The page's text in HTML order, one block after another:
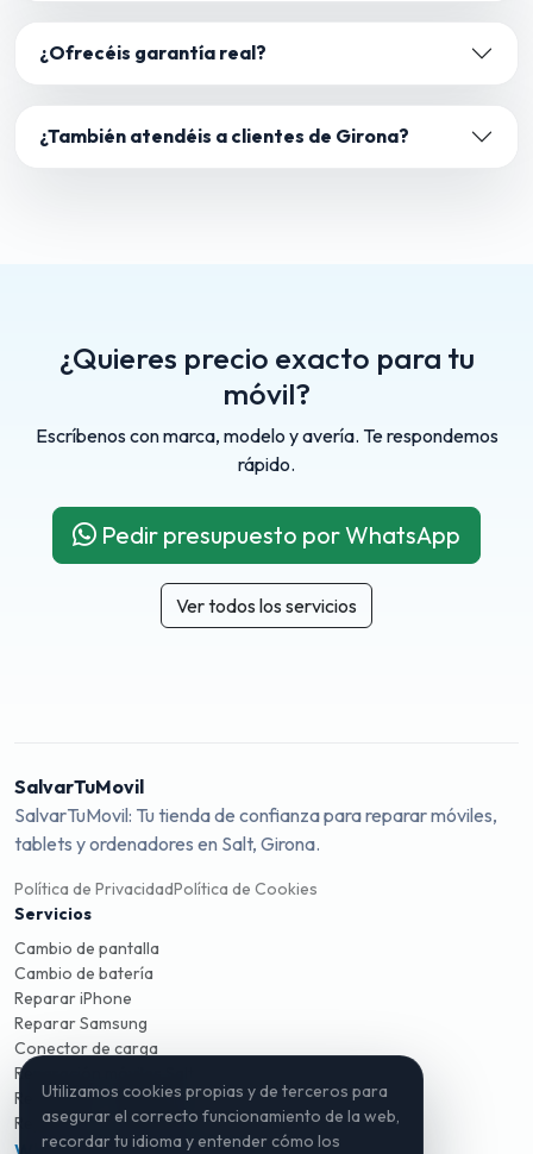
¿Ofrecéis garantía real?
¿También atendéis a clientes de Girona?
¿Quieres precio exacto para tu
móvil?
Escríbenos con marca, modelo y avería. Te respondemos
rápido.
Pedir presupuesto por WhatsApp
Ver todos los servicios
SalvarTuMovil
SalvarTuMovil: Tu tienda de confianza para reparar móviles,
tablets y ordenadores en Salt, Girona.
Política de PrivacidadPolítica de Cookies
Servicios
Cambio de pantalla
Cambio de batería
Reparar iPhone
Reparar Samsung
Conector de carga
Reparación móviles Salt
Reparación móviles Girona
Reparación ordenadores
Utilizamos cookies propias y de terceros para
asegurar el correcto funcionamiento de la web,
recordar tu idioma y entender cómo los